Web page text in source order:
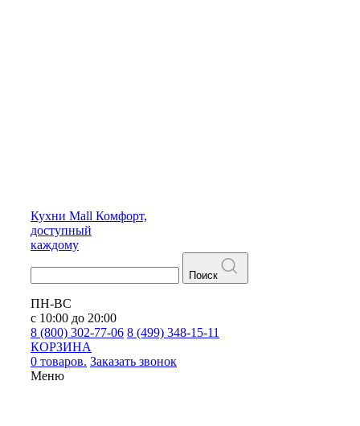
Кухни Mall Комфорт,
доступный
каждому
Поиск
ПН-ВС
с 10:00 до 20:00
8 (800) 302-77-06 8 (499) 348-15-11
КОРЗИНА
0 товаров. Заказать звонок
Меню